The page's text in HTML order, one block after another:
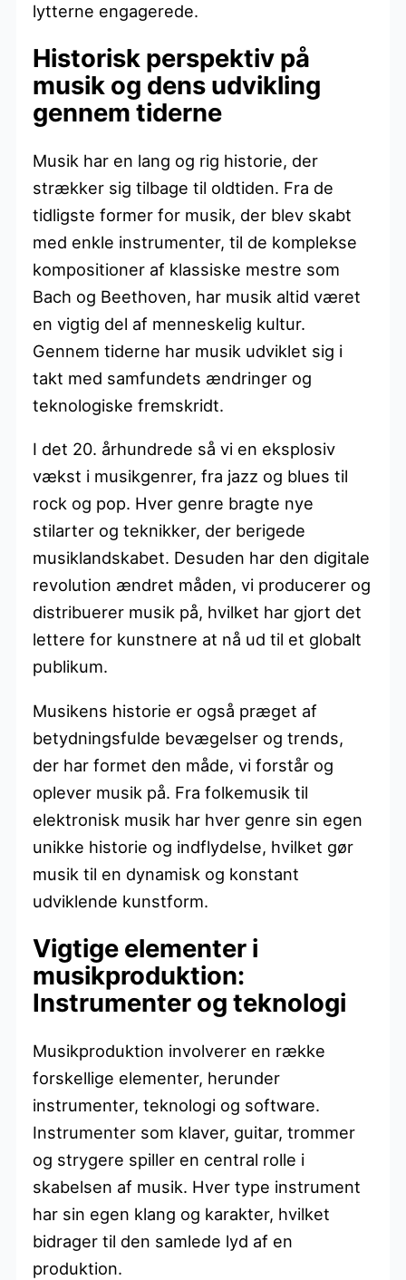
lytterne engagerede.
Historisk perspektiv på
musik og dens udvikling
gennem tiderne
Musik har en lang og rig historie, der
strækker sig tilbage til oldtiden. Fra de
tidligste former for musik, der blev skabt
med enkle instrumenter, til de komplekse
kompositioner af klassiske mestre som
Bach og Beethoven, har musik altid været
en vigtig del af menneskelig kultur.
Gennem tiderne har musik udviklet sig i
takt med samfundets ændringer og
teknologiske fremskridt.
I det 20. århundrede så vi en eksplosiv
vækst i musikgenrer, fra jazz og blues til
rock og pop. Hver genre bragte nye
stilarter og teknikker, der berigede
musiklandskabet. Desuden har den digitale
revolution ændret måden, vi producerer og
distribuerer musik på, hvilket har gjort det
lettere for kunstnere at nå ud til et globalt
publikum.
Musikens historie er også præget af
betydningsfulde bevægelser og trends,
der har formet den måde, vi forstår og
oplever musik på. Fra folkemusik til
elektronisk musik har hver genre sin egen
unikke historie og indflydelse, hvilket gør
musik til en dynamisk og konstant
udviklende kunstform.
Vigtige elementer i
musikproduktion:
Instrumenter og teknologi
Musikproduktion involverer en række
forskellige elementer, herunder
instrumenter, teknologi og software.
Instrumenter som klaver, guitar, trommer
og strygere spiller en central rolle i
skabelsen af musik. Hver type instrument
har sin egen klang og karakter, hvilket
bidrager til den samlede lyd af en
produktion.